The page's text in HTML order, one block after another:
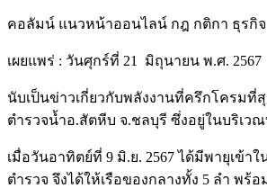
คอลัมน์ แนวหน้าออนไลน์ กฎ กติกา ธุรกิจ
เผยแพร่ : วันศุกร์ที่ 21 มิถุนายน พ.ศ. 2567
นับเป็นข่าวเกี่ยวกับพลังงานที่ครึกโครมที่
ตำรวจน้ำอ.สัตหีบ จ.ชลบุรี ซึ่งอยู่ในบริเว
เมื่อวันอาทิตย์ที่ 9 มิ.ย. 2567 ได้มีพายุเข้
ตำรวจ จึงได้ให้เรือของกลางทั้ง 5 ลำ พร้